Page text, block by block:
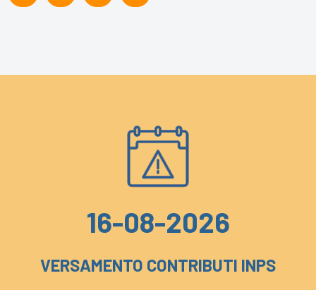
16-08-2026
VERSAMENTO CONTRIBUTI INPS